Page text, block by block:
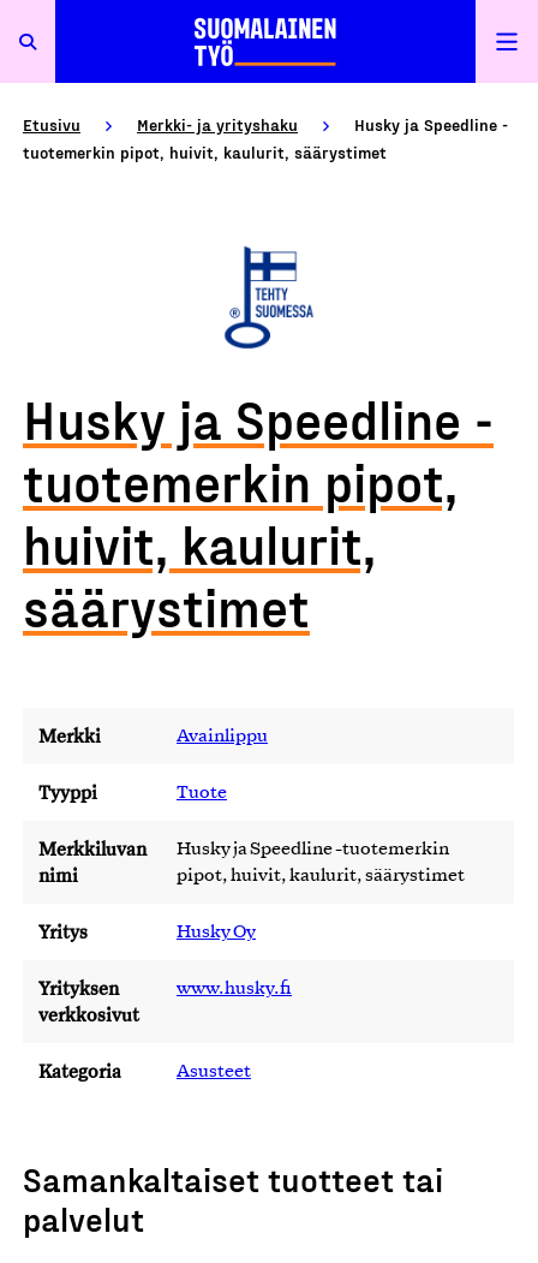
Etusivu Merkki- ja yrityshaku
Husky ja Speedline -
tuotemerkin pipot, huivit, kaulurit, säärystimet
Husky ja Speedline -
tuotemerkin pipot,
huivit, kaulurit,
säärystimet
Merkki Avainlippu
Tyyppi Tuote
Merkkiluvan
nimi
Husky ja Speedline -tuotemerkin
pipot, huivit, kaulurit, säärystimet
Yritys Husky Oy
Yrityksen
verkkosivut
www.husky.fi
Kategoria Asusteet
Samankaltaiset tuotteet tai
palvelut